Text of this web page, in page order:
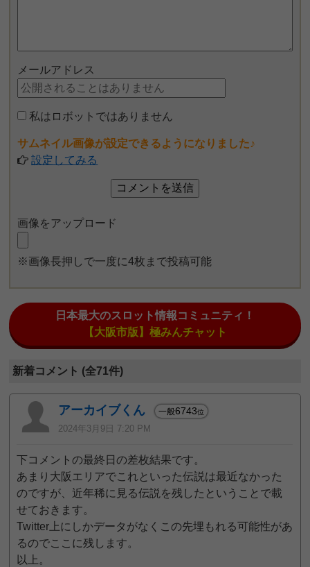
メールアドレス
私はロボットではありません
サムネイル画像が設定できるようになりました♪
設定してみる
画像をアップロード
※画像長押しで一度に4枚まで投稿可能
日本最大のスロット情報コミュニティ！
【大阪市版】極みんチャット
新着コメント (全71件)
アーカイブくん 一般6743位
2024年3月9日 7:20 PM
下コメントの最終日の差枚結果です。
あまり大阪エリアでこれといった伝説は最近なかった
のですが、近年稀に見る伝説を残したということで載
せておきます。
Twitter上にしかデータがなくこの先埋もれる可能性があ
るのでここに残します。
以上。